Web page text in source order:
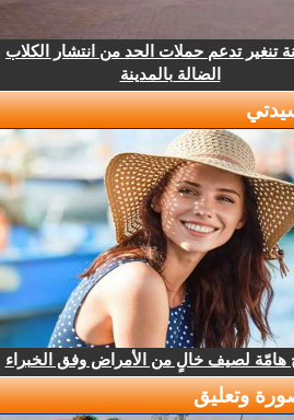
تنغير تدعم حملات الحد من انتشار الكلاب
الضالة بالمدينة
هامّة لصيف خالٍ من الأمراض وفق الخبراء
وتعليق